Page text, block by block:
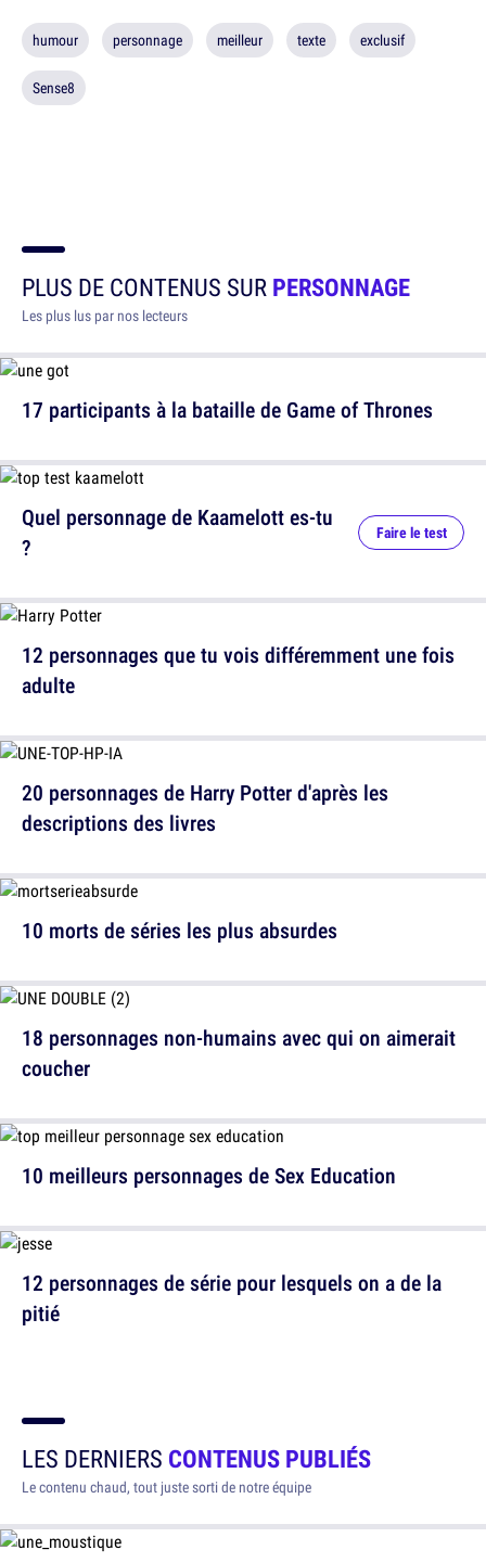
humour personnage meilleur texte exclusif
Sense8
PLUS DE CONTENUS SURPERSONNAGE
Les plus lus par nos lecteurs
17 participants à la bataille de Game of Thrones
10 morts de séries les plus absurdes
10 meilleurs personnages de Sex Education
Quel personnage de Kaamelott es-tu
?
Faire le test
12 personnages que tu vois différemment une fois
adulte
20 personnages de Harry Potter d'après les
descriptions des livres
18 personnages non-humains avec qui on aimerait
coucher
12 personnages de série pour lesquels on a de la
pitié
LES DERNIERS CONTENUS PUBLIÉS
Le contenu chaud, tout juste sorti de notre équipe